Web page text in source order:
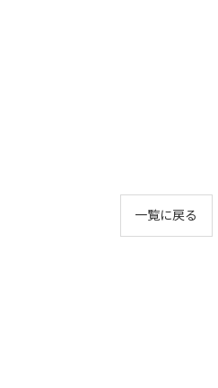
一覧に戻る